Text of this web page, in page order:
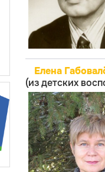
Елена
(из детских